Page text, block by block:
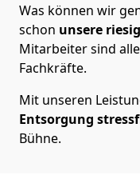
Was können wir
schon unsere
Mitarbeiter sind
Fachkräfte.
Mit unseren
Entsorgung
Bühne.